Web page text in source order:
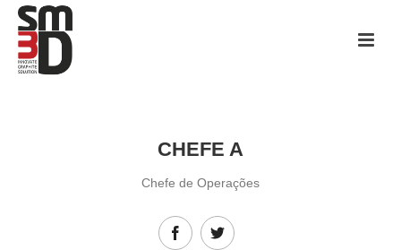
CHEFE A
Chefe de Operações